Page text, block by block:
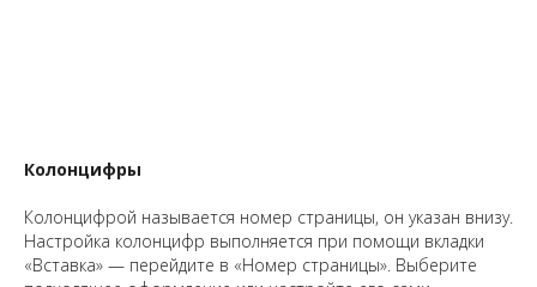
Колонцифры
Колонцифрой называется номер страницы, он указан внизу.
Настройка колонцифр выполняется при помощи вкладки
«Вставка» — перейдите в «Номер страницы». Выберите